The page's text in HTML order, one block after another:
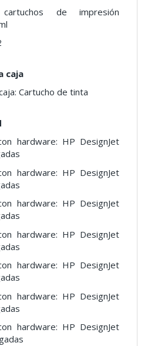
de impresión
caja
Cartucho de tinta
hardware: HP DesignJet
hardware: HP DesignJet
hardware: HP DesignJet
hardware: HP DesignJet
hardware: HP DesignJet
hardware: HP DesignJet
hardware: HP DesignJet